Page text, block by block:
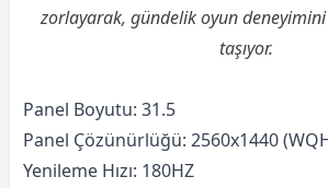
zorlayarak, gündelik oyun deneyimini
taşıyor.
Panel Boyutu: 31.5
Panel Çözünürlüğü: 2560x1440
Yenileme Hızı: 180HZ